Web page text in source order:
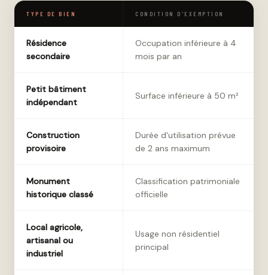
TYPE DE BIEN CONDITION D'EXEMPTION
Résidence
secondaire
Occupation inférieure à 4
mois par an
Petit bâtiment
indépendant
Surface inférieure à 50 m²
Construction
provisoire
Durée d'utilisation prévue
de 2 ans maximum
Monument
historique classé
Classification patrimoniale
officielle
Local agricole,
artisanal ou
industriel
Usage non résidentiel
principal